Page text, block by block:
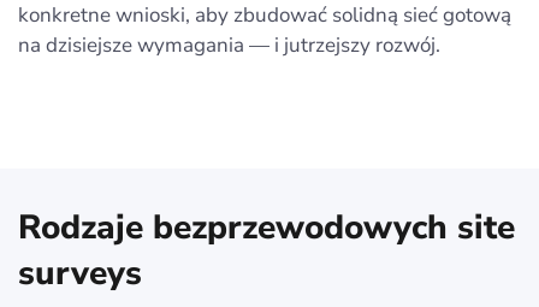
konkretne wnioski, aby zbudować solidną sieć gotową
na dzisiejsze wymagania — i jutrzejszy rozwój.
Rodzaje bezprzewodowych site
surveys